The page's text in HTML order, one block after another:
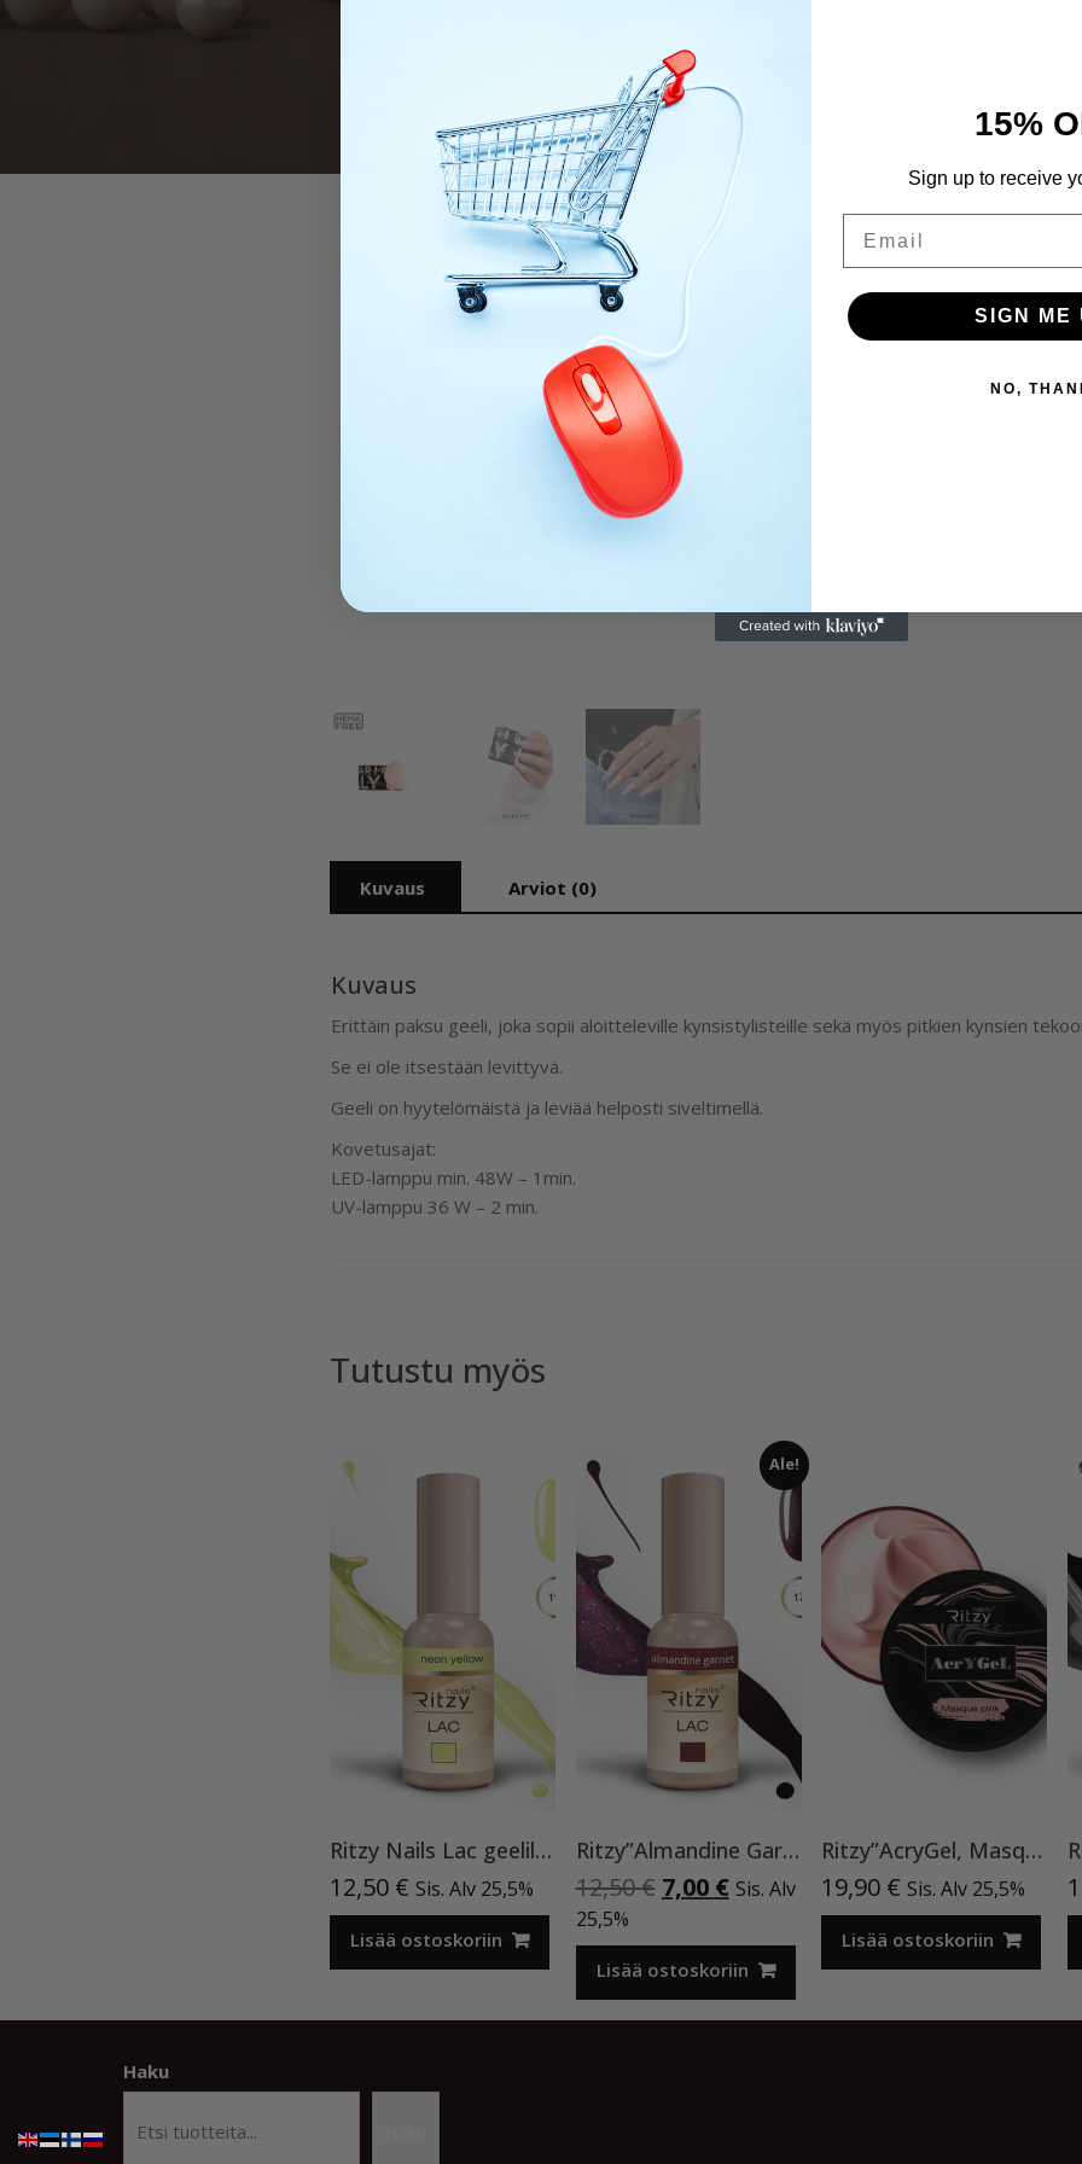
Milky Nude,
15ml – JG03
Sis. Alv 25,5%
Kuvaus Arviot (0)
Kuvaus
Erittäin paksu geeli, joka sopii aloitteleville kynsistylisteille sekä myös pitkien kynsien
Se ei ole itsestään levittyvä.
Geeli on hyytelömäistä ja leviää helposti siveltimellä.
Kovetusajat:
LED-lamppu min. 48W – 1min.
UV-lamppu 36 W – 2 min.
Tutustu myös
Ritzy Nails Lac geelilakka ”Neon Yellow”119 , 9ml TPO vapaa
12,50 € Sis. Alv 25,5%
Lisää ostoskoriin
Ale!
Ritzy”Almandine Garnet”,9 ml TPO-VAPAA
12,50€ Alkuperäinen
oli:
12,50 €.
7,00 €Nykyinen
on:
7,00 €.
Sis. Alv
25,5%
Lisää ostoskoriin
Ritzy”AcryGel, Masque Pink”15ml TPO-VAPAA
19,90 € Sis. Alv 25,5%
Lisää ostoskoriin
Haku
15%
Sign up to receive
SIGN ME
NO,